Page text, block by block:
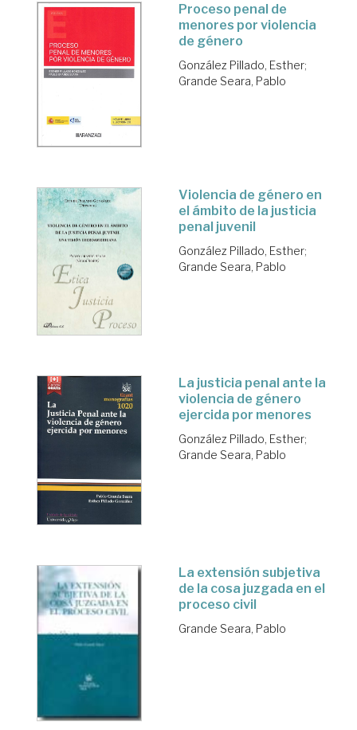
Proceso penal de
menores por violencia
de género
González Pillado, Esther;
Grande Seara, Pablo
Violencia de género en
el ámbito de la justicia
penal juvenil
González Pillado, Esther;
Grande Seara, Pablo
La justicia penal ante la
violencia de género
ejercida por menores
González Pillado, Esther;
Grande Seara, Pablo
La extensión subjetiva
de la cosa juzgada en el
proceso civil
Grande Seara, Pablo